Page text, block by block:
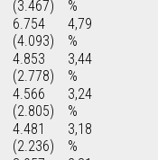
(3.467)
%
6.754
(4.093)
4,79
%
4.853
(2.778)
3,44
%
4.566
(2.805)
3,24
%
4.481
(2.236)
3,18
%